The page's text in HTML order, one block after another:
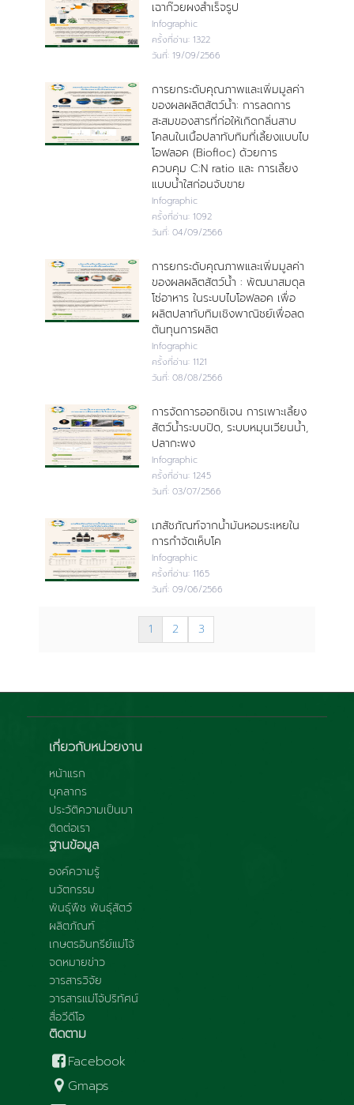
เฉาก๊วยผงสำเร็จรูป
Infographic
ครั้งที่อ่าน: 1322
วันที่: 19/09/2566
การยกระดับคุณภาพและเพิ่มมูลค่า
ของผลผลิตสัตว์น้ำ: การลดการ
สะสมของสารที่ก่อให้เกิดกลิ่นสาบ
โคลนในเนื้อปลาทับทิมที่เลี้ยงแบบไบ
โอฟลอค (Biofloc) ด้วยการ
ควบคุม C:N ratio และ การเลี้ยง
แบบน้ำใสก่อนจับขาย
Infographic
ครั้งที่อ่าน: 1092
วันที่: 04/09/2566
การยกระดับคุณภาพและเพิ่มมูลค่า
ของผลผลิตสัตว์น้ำ : พัฒนาสมดุล
โซ่อาหาร ในระบบไบโอฟลอค เพื่อ
ผลิตปลาทับทิมเชิงพาณิชย์เพื่อลด
ต้นทุนการผลิต
Infographic
ครั้งที่อ่าน: 1121
วันที่: 08/08/2566
การจัดการออกซิเจน การเพาะเลี้ยง
สัตว์น้ำระบบปิด, ระบบหมุนเวียนน้ำ,
ปลากะพง
Infographic
ครั้งที่อ่าน: 1245
วันที่: 03/07/2566
เภสัชภัณฑ์จากน้ำมันหอมระเหยใน
การกำจัดเห็บโค
Infographic
ครั้งที่อ่าน: 1165
วันที่: 09/06/2566
1 2 3
เกี่ยวกับหน่วยงาน
หน้าแรก
บุคลากร
ประวัติความเป็นมา
ติดต่อเรา
ฐานข้อมูล
องค์ความรู้
นวัตกรรม
พันธุ์พืช พันธุ์สัตว์
ผลิตภัณฑ์
เกษตรอินทรีย์แม่โจ้
จดหมายข่าว
วารสารวิจัย
วารสารแม่โจ้ปริทัศน์
สื่อวีดีโอ
ติดตาม
Facebook
Gmaps